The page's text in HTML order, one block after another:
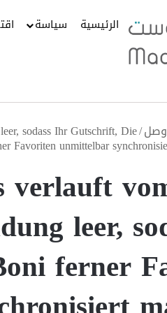
الرئيسية سياسة
/
sodass Ihr Gutschrift, Die
Favoriten unmittelbar
verlauft
leer,
ferner